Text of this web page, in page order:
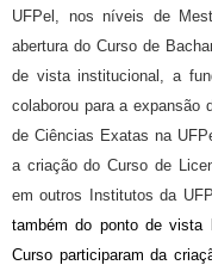
UFPel, nos níveis de
abertura do Curso de
de vista institucional, a
colaborou para a expansão
de Ciências Exatas na
a criação do Curso de
em outros Institutos da
também do ponto de vista
Curso participaram da